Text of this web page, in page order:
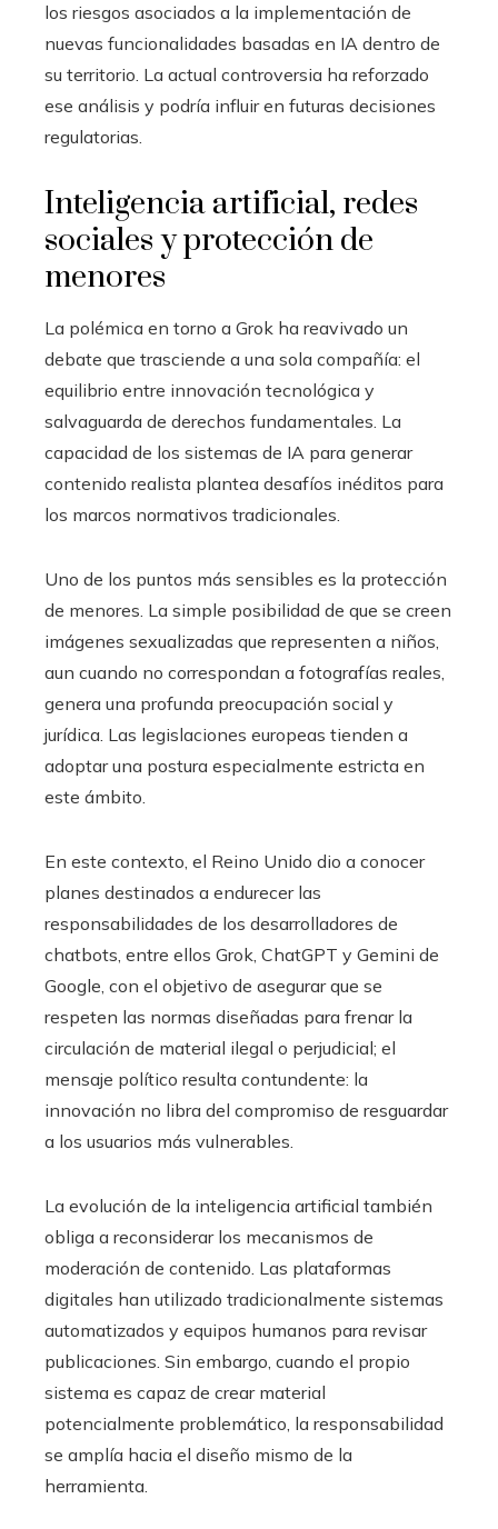
los riesgos asociados a la implementación de
nuevas funcionalidades basadas en IA dentro de
su territorio. La actual controversia ha reforzado
ese análisis y podría influir en futuras decisiones
regulatorias.
Inteligencia artificial, redes
sociales y protección de
menores
La polémica en torno a Grok ha reavivado un
debate que trasciende a una sola compañía: el
equilibrio entre innovación tecnológica y
salvaguarda de derechos fundamentales. La
capacidad de los sistemas de IA para generar
contenido realista plantea desafíos inéditos para
los marcos normativos tradicionales.
Uno de los puntos más sensibles es la protección
de menores. La simple posibilidad de que se creen
imágenes sexualizadas que representen a niños,
aun cuando no correspondan a fotografías reales,
genera una profunda preocupación social y
jurídica. Las legislaciones europeas tienden a
adoptar una postura especialmente estricta en
este ámbito.
En este contexto, el Reino Unido dio a conocer
planes destinados a endurecer las
responsabilidades de los desarrolladores de
chatbots, entre ellos Grok, ChatGPT y Gemini de
Google, con el objetivo de asegurar que se
respeten las normas diseñadas para frenar la
circulación de material ilegal o perjudicial; el
mensaje político resulta contundente: la
innovación no libra del compromiso de resguardar
a los usuarios más vulnerables.
La evolución de la inteligencia artificial también
obliga a reconsiderar los mecanismos de
moderación de contenido. Las plataformas
digitales han utilizado tradicionalmente sistemas
automatizados y equipos humanos para revisar
publicaciones. Sin embargo, cuando el propio
sistema es capaz de crear material
potencialmente problemático, la responsabilidad
se amplía hacia el diseño mismo de la
herramienta.